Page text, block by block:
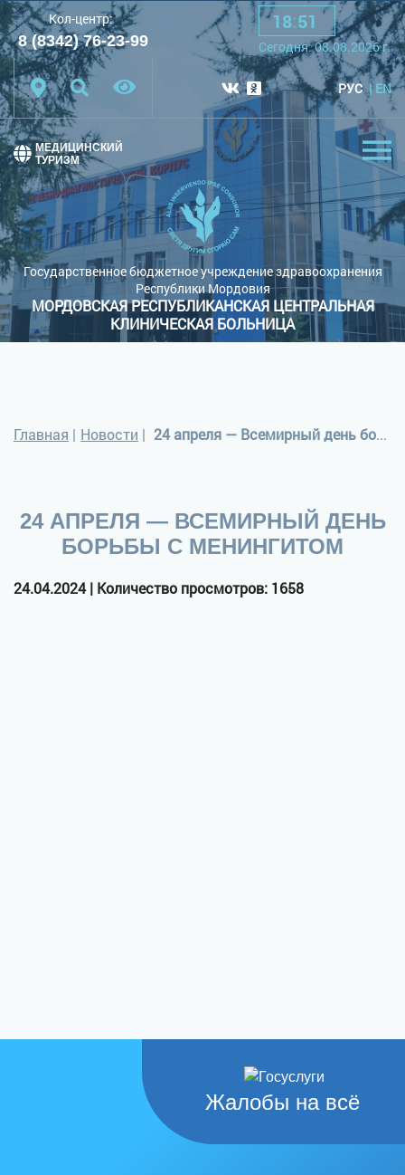
Шрифт: A A A
Цветовая схема: Черная схема
Обычный сайт
Кол-центр:
8 (8342) 76-23-99
18:51
Сегодня:08.08.2026г.
РУС EN
Государственное бюджетное учреждение здравоохранения
Республики Мордовия
МОРДОВСКАЯ РЕСПУБЛИКАНСКАЯ ЦЕНТРАЛЬНАЯ
КЛИНИЧЕСКАЯ БОЛЬНИЦА
МЕДИЦИНСКИЙ
ТУРИЗМ
Главная | Новости | 24 апреля — Всемирный день борьбы с менингитом
24 АПРЕЛЯ — ВСЕМИРНЫЙ ДЕНЬ
БОРЬБЫ С МЕНИНГИТОМ
24.04.2024 | Количество просмотров: 1658
Жалобы на всё